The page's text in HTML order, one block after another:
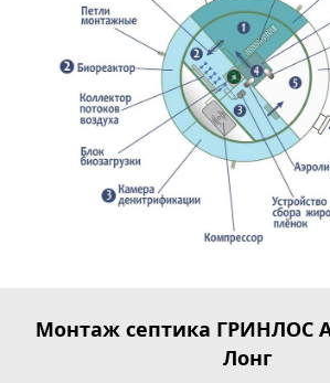
Монтаж септика ГРИНЛОС
Лонг